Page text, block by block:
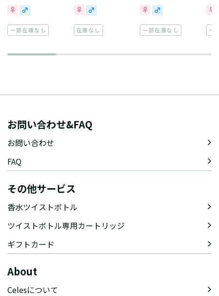
一部在庫なし 在庫なし 一部在庫なし 一
お問い合わせ&FAQ
お問い合わせ
FAQ
その他サービス
香水ツイストボトル
ツイストボトル専用カートリッジ
ギフトカード
About
Celesについて